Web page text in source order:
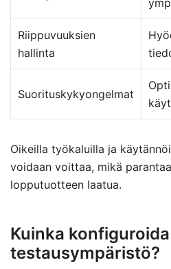
Riippuvuuksien
hallinta
Suorituskykyongelmat
Oikeilla työkaluilla ja
voidaan voittaa, mikä
lopputuotteen laatua.
Kuinka
testausympäristö?